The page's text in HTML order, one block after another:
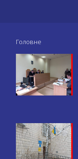
Головне